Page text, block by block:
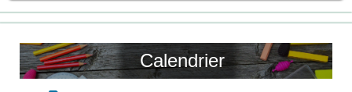
Calendrier